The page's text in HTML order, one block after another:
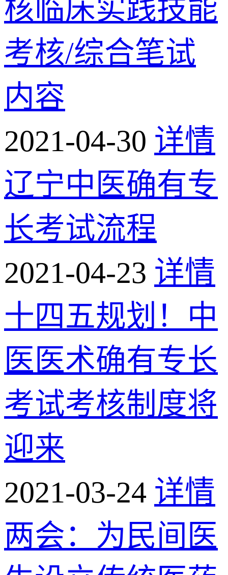
核临床实践技能
考核/综合笔试
内容
2021-04-30 详情
辽宁中医确有专
长考试流程
2021-04-23 详情
十四五规划！中
医医术确有专长
考试考核制度将
迎来
2021-03-24 详情
两会：为民间医